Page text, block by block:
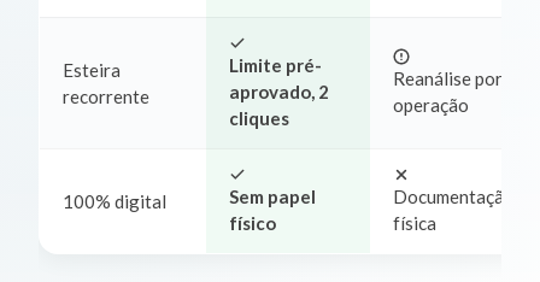
Esteira
recorrente
Limite pré-
aprovado, 2
cliques
Reanálise por
operação
100% digital
Sem papel
físico
Documentação
física